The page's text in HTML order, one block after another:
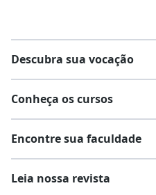
Descubra sua vocação
Conheça os cursos
Encontre sua faculdade
Leia nossa revista